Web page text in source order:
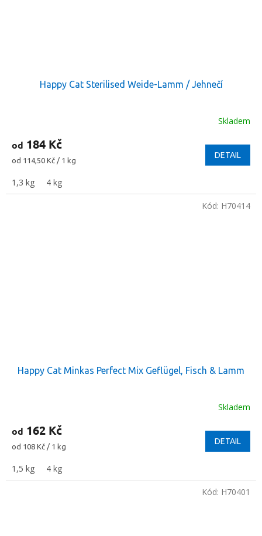
Happy Cat Sterilised Weide-Lamm / Jehnečí
Skladem
od 184 Kč
Měrná
od 114,50 Kč / 1 kg
DETAIL
1,3 kg 4 kg
Happy Cat Minkas Perfect Mix Geflügel, Fisch & Lamm
Skladem
od 162 Kč
Měrná
od 108 Kč / 1 kg
DETAIL
1,5 kg 4 kg
Kód: H70414
Kód: H70401